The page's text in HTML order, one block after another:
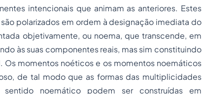
intencionais que animam as anteriores. Estes
polarizados em ordem à designação imediata do
objetivamente, ou noema, que transcende, em
às suas componentes reais, mas sim constituindo
Os momentos noéticos e os momentos noemáticos
de tal modo que as formas das multiplicidades
noemático podem ser construídas em